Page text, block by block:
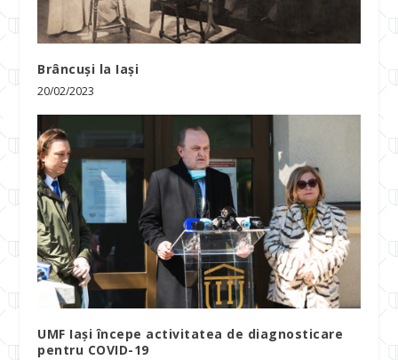
Brâncuși la Iași
20/02/2023
UMF Iaşi începe activitatea de diagnosticare
pentru COVID-19